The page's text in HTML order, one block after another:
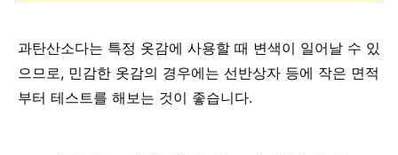
과탄산소다는 특정 옷감에 사용할 때 변색이 일어날 수 있
으므로, 민감한 옷감의 경우에는 선반상자 등에 작은 면적
부터 테스트를 해보는 것이 좋습니다.